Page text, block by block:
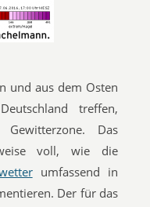
und aus dem Osten
treffen,
Das
voll, wie die
umfassend in
Der für das